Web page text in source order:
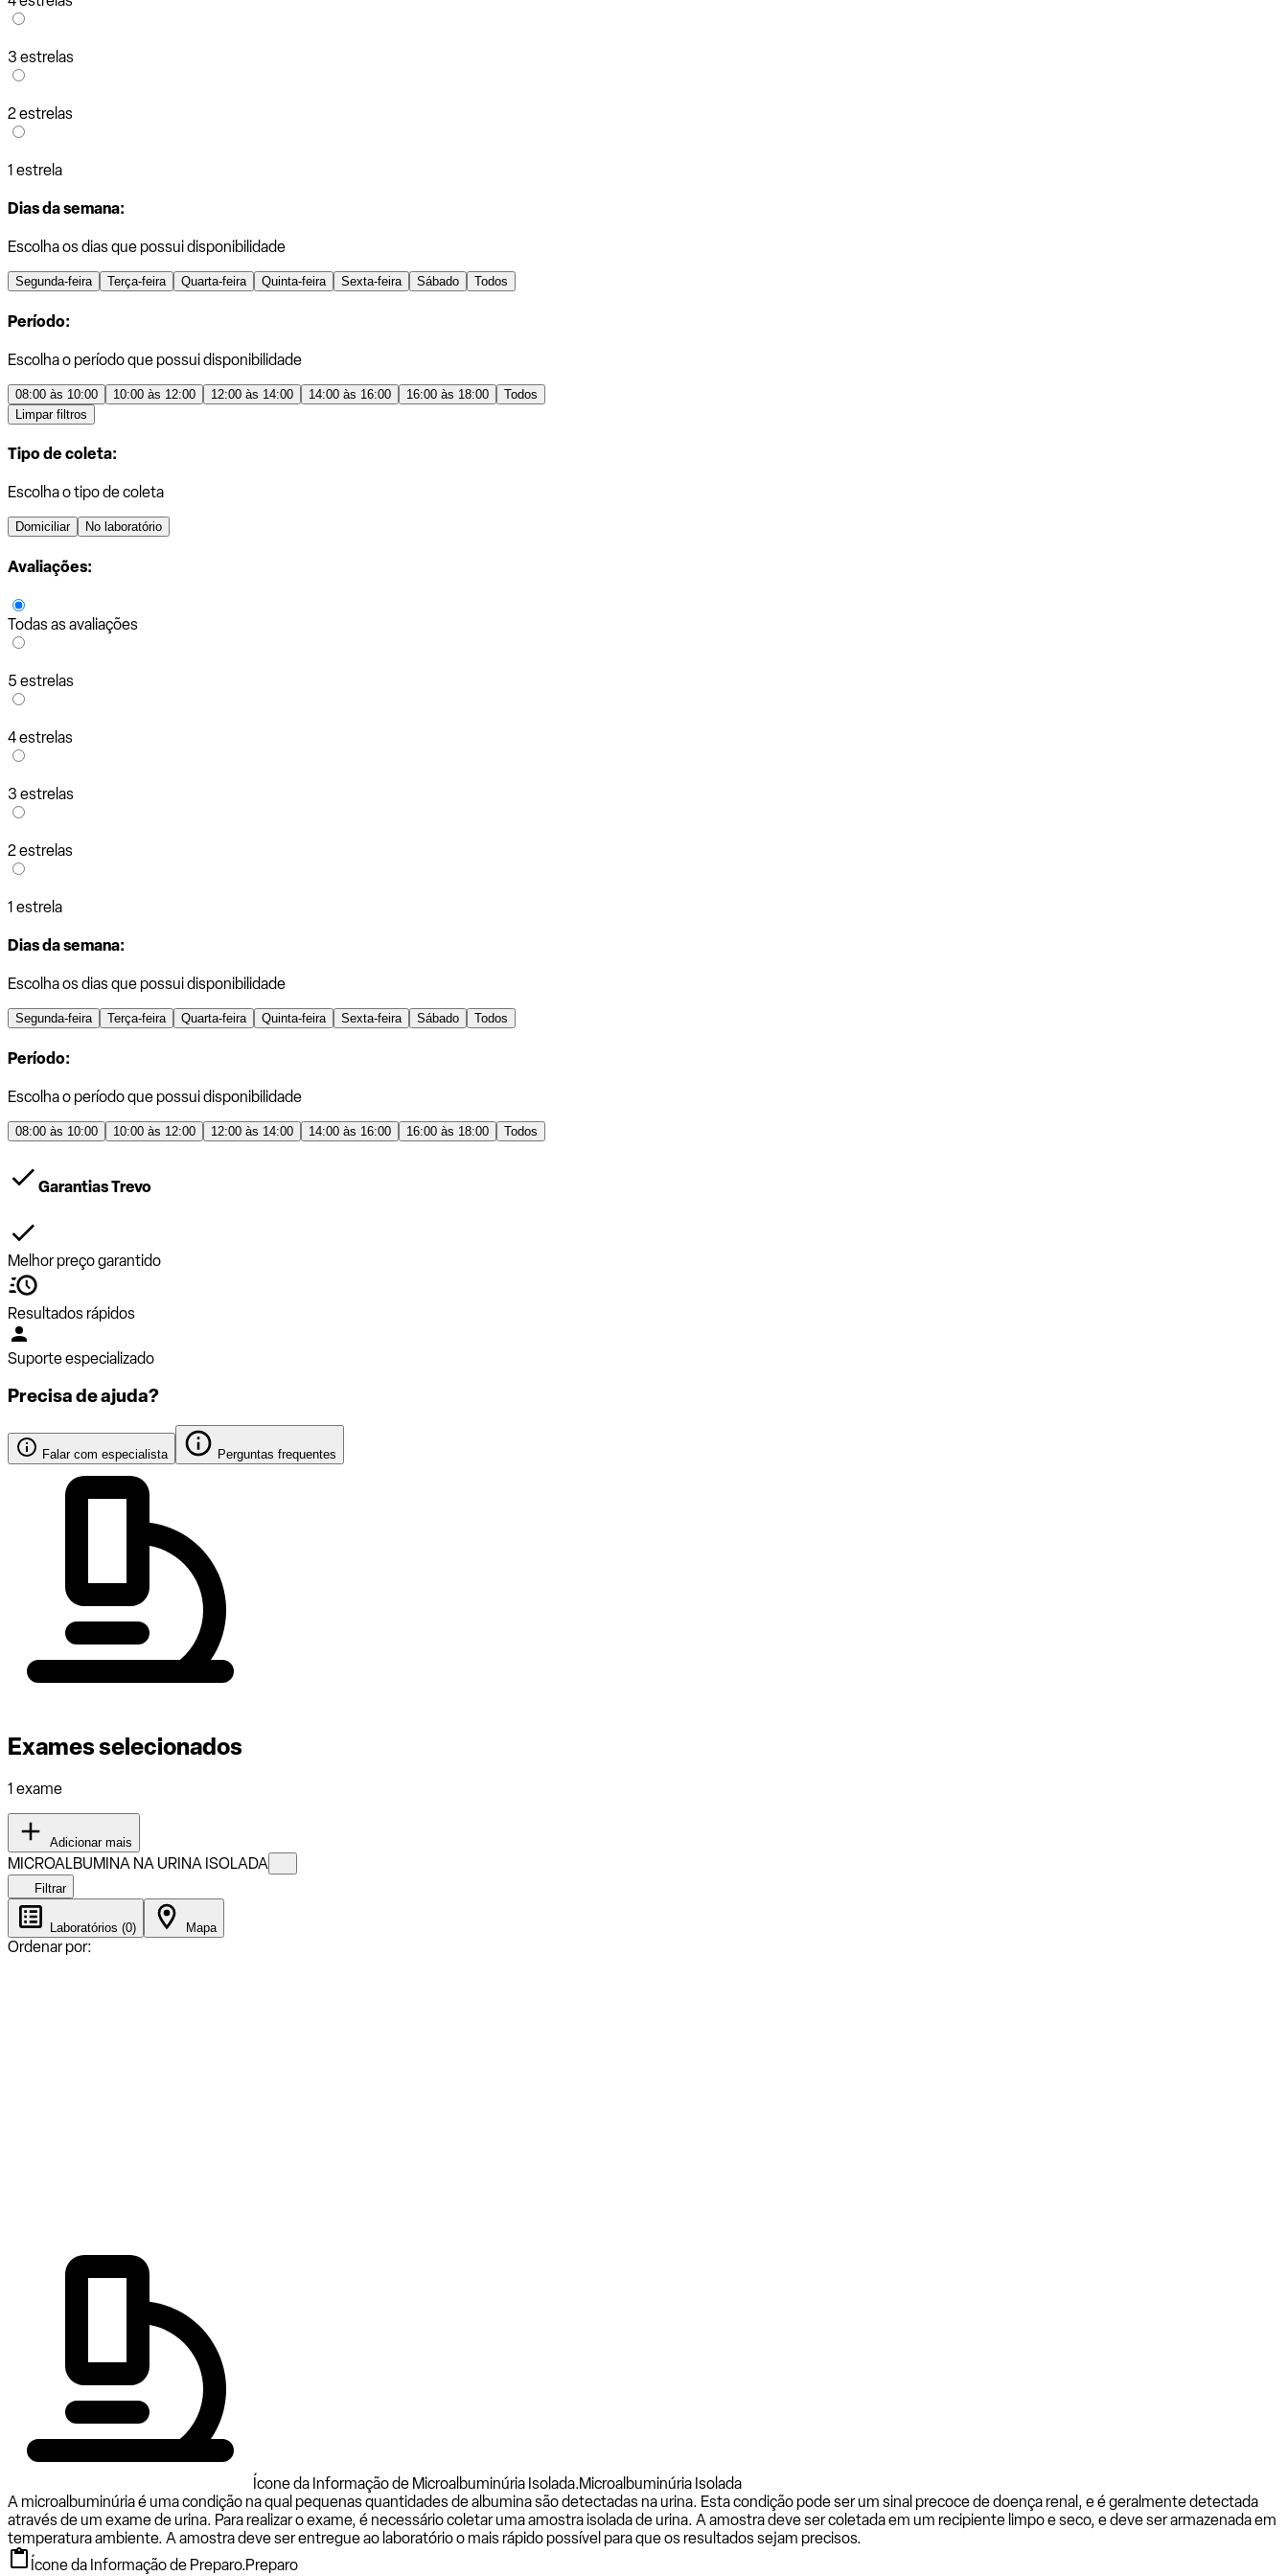
3 estrelas
2 estrelas
1 estrela
Dias da semana:
Escolha os dias que possui disponibilidade
Segunda-feira Terça-feira Quarta-feira Quinta-feira Sexta-feira Sábado Todos
Período:
Escolha o período que possui disponibilidade
08:00 às 10:00 10:00 às 12:00 12:00 às 14:00 14:00 às 16:00 16:00 às 18:00
Todos
Limpar filtros
Tipo de coleta:
Escolha o tipo de coleta
Domiciliar No laboratório
Avaliações:
Todas as avaliações
5 estrelas
4 estrelas
3 estrelas
2 estrelas
1 estrela
Dias da semana:
Escolha os dias que possui disponibilidade
Segunda-feira Terça-feira Quarta-feira Quinta-feira Sexta-feira Sábado Todos
Período:
Escolha o período que possui disponibilidade
08:00 às 10:00 10:00 às 12:00 12:00 às 14:00 14:00 às 16:00 16:00 às 18:00 Todos
Garantias Trevo
Melhor preço garantido
Resultados rápidos
Suporte especializado
Precisa de ajuda?
Falar com especialista Perguntas frequentes
Exames selecionados
1 exame
Adicionar mais
MICROALBUMINA NA URINA ISOLADA
Filtrar
Laboratórios (0) Mapa
Ordenar por:
Ícone da Informação de Microalbuminúria Isolada.Microalbuminúria Isolada
A microalbuminúria é uma condição na qual pequenas quantidades de albumina são detectadas na urina. Esta condição pode ser um sinal precoce de doença renal, e é geralmente detectada
através de um exame de urina. Para realizar o exame, é necessário coletar uma amostra isolada de urina. A amostra deve ser coletada em um recipiente limpo e seco, e deve ser armazenada em
temperatura ambiente. A amostra deve ser entregue ao laboratório o mais rápido possível para que os resultados sejam precisos.
Ícone da Informação de Preparo.Preparo